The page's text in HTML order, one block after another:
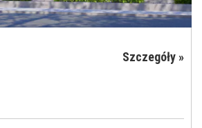
Szczegóły »